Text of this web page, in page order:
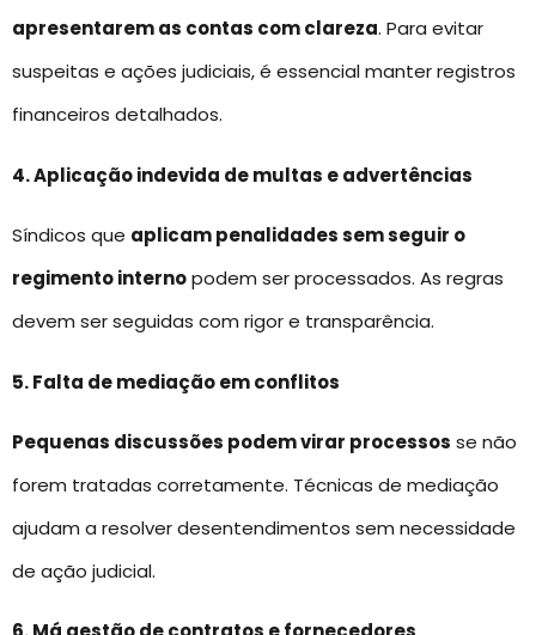
apresentarem as contas com clareza. Para evitar
suspeitas e ações judiciais, é essencial manter registros
financeiros detalhados.
4. Aplicação indevida de multas e advertências
Síndicos que aplicam penalidades sem seguir o
regimento internopodem ser processados. As regras
devem ser seguidas com rigor e transparência.
5. Falta de mediação em conflitos
Pequenas discussões podem virar processos se não
forem tratadas corretamente. Técnicas de mediação
ajudam a resolver desentendimentos sem necessidade
de ação judicial.